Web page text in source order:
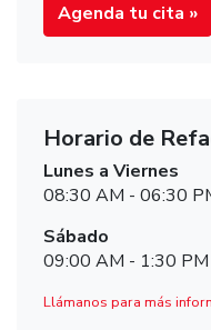
Agenda tu cita »
Horario de
Lunes a Viernes
08:30 AM - 06:30
Sábado
09:00 AM - 1:30 PM
Llámanos para más